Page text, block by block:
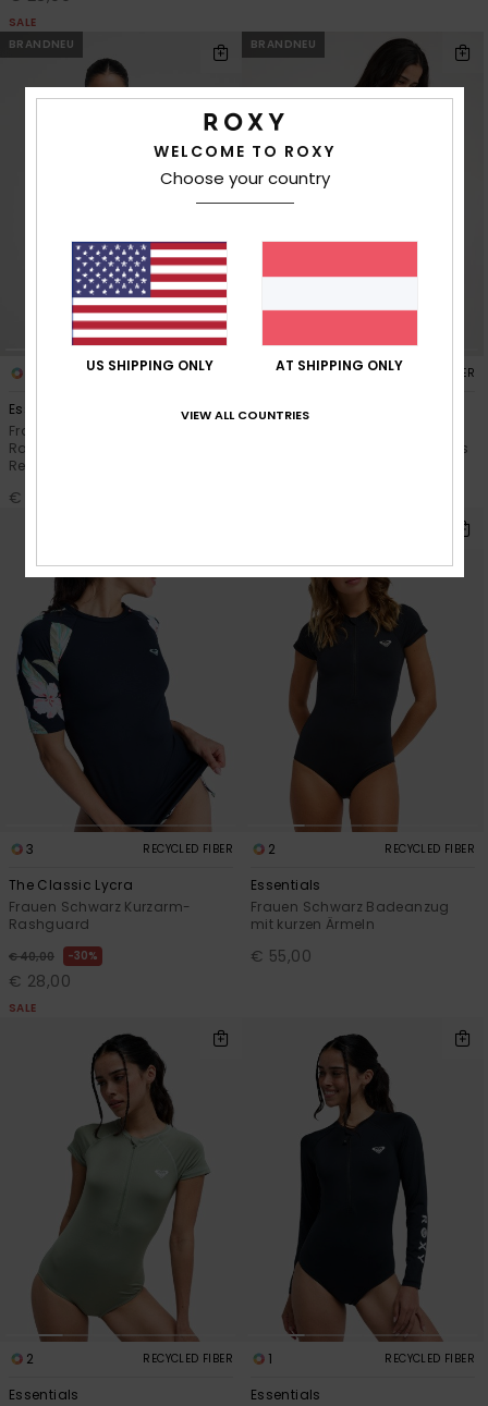
SALE
BRANDNEU
RECYCLED FIBER
Essentials
Frauen Schwarz Kurzarm-
Rashguard mit halbem
Reißverschluss
€ 35,00
BRANDNEU
2 RECYCLED FIBER
Ls Zip Lycra
Rashguard mit Reißverschluss
3 RECYCLED FIBER
The Classic Lycra
Frauen Schwarz Kurzarm-
Rashguard
€ 40,00 30%
€ 28,00
SALE
2 RECYCLED FIBER
Essentials
Frauen Schwarz Badeanzug
mit kurzen Ärmeln
€ 55,00
2 RECYCLED FIBER
Essentials
1 RECYCLED FIBER
Essentials
WELCOME TO ROXY
Choose your country
US SHIPPING ONLY AT SHIPPING ONLY
VIEW ALL COUNTRIES